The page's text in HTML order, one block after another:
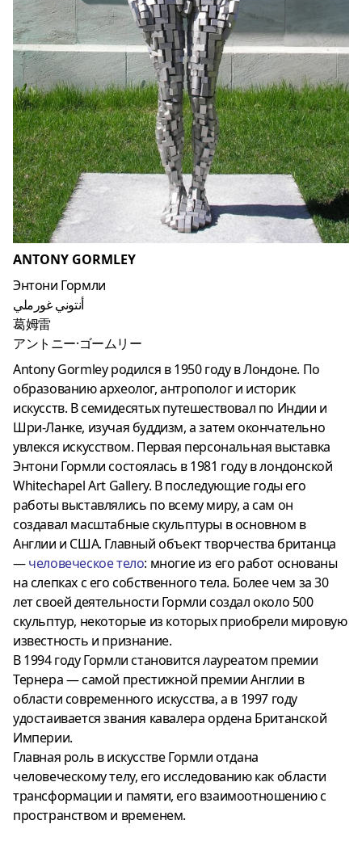
ANTONY GORMLEY
Энтони Гормли
أنتوني غورملي
葛姆雷
アントニー·ゴームリー
Antony Gormley родился в 1950 году в Лондоне. По
образованию археолог, антрополог и историк
искусств. В семидесятых путешествовал по Индии и
Шри-Ланке, изучая буддизм, а затем окончательно
увлекся искусством. Первая персональная выставка
Энтони Гормли состоялась в 1981 году в лондонской
Whitechapel Art Gallery. В последующие годы его
работы выставлялись по всему миру, а сам он
создавал масштабные скульптуры в основном в
Англии и США. Главный объект творчества британца
—человеческое тело: многие из его работ основаны
на слепках с его собственного тела. Более чем за 30
лет своей деятельности Гормли создал около 500
скульптур, некоторые из которых приобрели мировую
известность и признание.
В 1994 году Гормли становится лауреатом премии
Тернера — самой престижной премии Англии в
области современного искусства, а в 1997 году
удостаивается звания кавалера ордена Британской
Империи.
Главная роль в искусстве Гормли отдана
человеческому телу, его исследованию как области
трансформации и памяти, его взаимоотношению с
пространством и временем.